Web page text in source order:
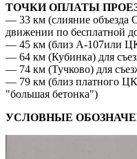
ТОЧКИ ОПЛАТЫ
— 33 км (слияние объезда
движении по бесплатной
— 45 км (близ А-107или
— 64 км (Кубинка) для
— 74 км (Тучково) для
— 79 км (близ платного
"большая бетонка")
УСЛОВНЫЕ